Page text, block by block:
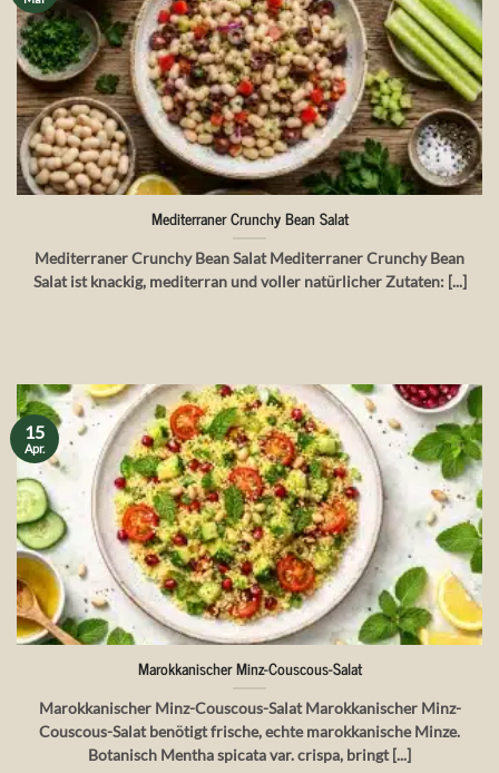
Mediterraner Crunchy Bean Salat
Mediterraner Crunchy Bean Salat Mediterraner Crunchy Bean
Salat ist knackig, mediterran und voller natürlicher Zutaten: [...]
Marokkanischer Minz-Couscous-Salat
Marokkanischer Minz-Couscous-Salat Marokkanischer Minz-
Couscous-Salat benötigt frische, echte marokkanische Minze.
Botanisch Mentha spicata var. crispa, bringt [...]
15
Apr.